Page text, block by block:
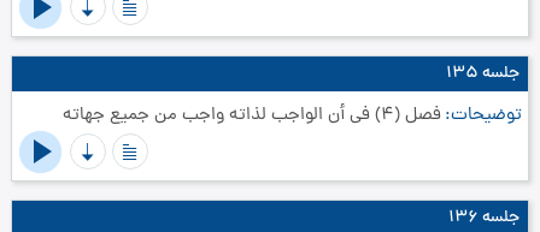
جلسه ۱۳۵
توضیحات فصل (4) في أن الواجب لذاته واجب من جميع جهاته‏
جلسه ۱۳۶